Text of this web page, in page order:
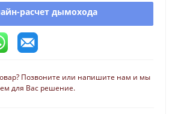
расчет дымохода
Позвоните или напишите нам и мы
для Вас решение.